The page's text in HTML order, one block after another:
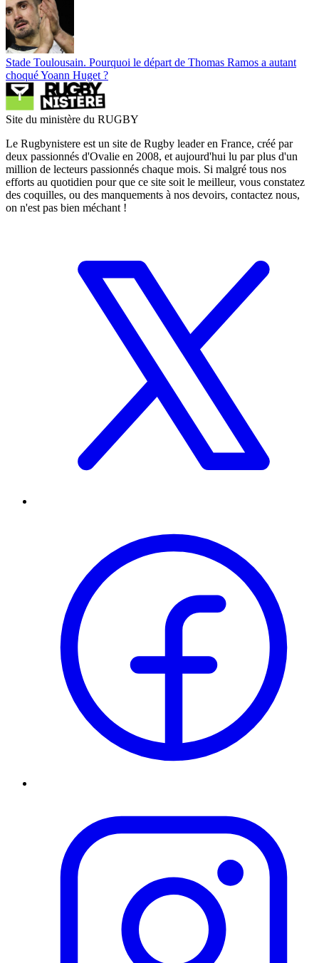
Stade Toulousain. Pourquoi le départ de Thomas Ramos a autant
choqué Yoann Huget ?
Site du ministère du RUGBY
Le Rugbynistere est un site de Rugby leader en France, créé par
deux passionnés d'Ovalie en 2008, et aujourd'hui lu par plus d'un
million de lecteurs passionnés chaque mois. Si malgré tous nos
efforts au quotidien pour que ce site soit le meilleur, vous constatez
des coquilles, ou des manquements à nos devoirs, contactez nous,
on n'est pas bien méchant !